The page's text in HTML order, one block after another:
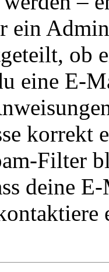
ein
ob
eine E-
korrekt
Filter
deine